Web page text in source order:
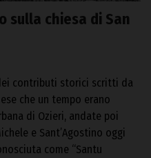
sulla chiesa di San
contributi storici scritti da
che un tempo erano
di Ozieri, andate poi
e Sant’Agostino oggi
come “Santu